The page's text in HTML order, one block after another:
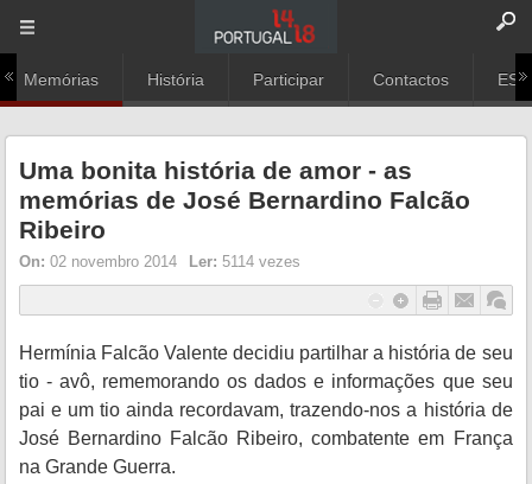
Memórias História Participar Contactos
Uma bonita história de amor - as
memórias de José Bernardino Falcão
Ribeiro
On: 02 novembro 2014 Ler: 5114 vezes
Hermínia Falcão Valente decidiu partilhar a história de seu
tio - avô, rememorando os dados e informações que seu
pai e um tio ainda recordavam, trazendo-nos a história de
José Bernardino Falcão Ribeiro, combatente em França
na Grande Guerra.